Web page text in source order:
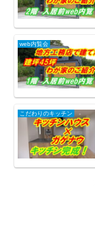
web内覧会
こだわりのキッチン